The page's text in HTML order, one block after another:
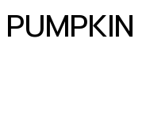
PUMPKIN